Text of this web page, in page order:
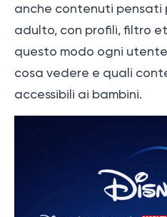
anche contenuti pensati
adulto, con profili, filtro
questo modo ogni
cosa vedere e quali
accessibili ai bambini.